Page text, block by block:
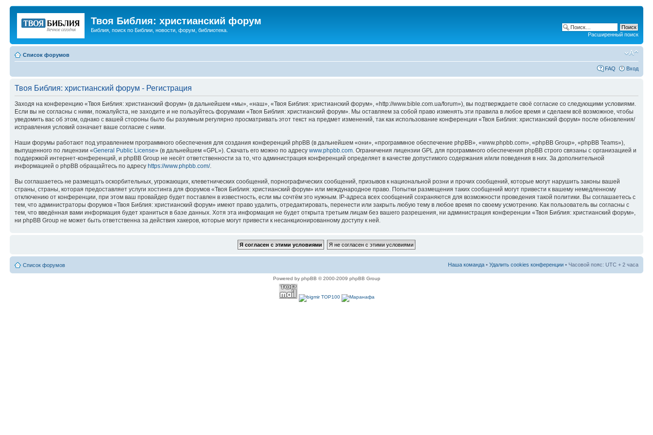
Твоя Библия: христианский форум
Библия, поиск по Библии, новости, форум, библиотека.
Расширенный поиск
Список форумов
FAQ Вход
Твоя Библия: христианский форум - Регистрация
Заходя на конференцию «Твоя Библия: христианский форум» (в дальнейшем «мы», «наш», «Твоя Библия: христианский форум», «http://www.bible.com.ua/forum»), вы подтверждаете своё согласие со следующими условиями.
Если вы не согласны с ними, пожалуйста, не заходите и не пользуйтесь форумами «Твоя Библия: христианский форум». Мы оставляем за собой право изменять эти правила в любое время и сделаем всё возможное, чтобы
уведомить вас об этом, однако с вашей стороны было бы разумным регулярно просматривать этот текст на предмет изменений, так как использование конференции «Твоя Библия: христианский форум» после обновления/
исправления условий означает ваше согласие с ними.
Наши форумы работают под управлением программного обеспечения для создания конференций phpBB (в дальнейшем «они», «программное обеспечение phpBB», «www.phpbb.com», «phpBB Group», «phpBB Teams»),
выпущенного по лицензии «General Public License» (в дальнейшем «GPL»). Скачать его можно по адресу www.phpbb.com . Ограничения лицензии GPL для программного обеспечения phpBB строго связаны с организацией и
поддержкой интернет-конференций, и phpBB Group не несёт ответственности за то, что администрация конференций определяет в качестве допустимого содержания и/или поведения в них. За дополнительной
информацией о phpBB обращайтесь по адресу https://www.phpbb.com/.
Вы соглашаетесь не размещать оскорбительных, угрожающих, клеветнических сообщений, порнографических сообщений, призывов к национальной розни и прочих сообщений, которые могут нарушить законы вашей
страны, страны, которая предоставляет услуги хостинга для форумов «Твоя Библия: христианский форум» или международное право. Попытки размещения таких сообщений могут привести к вашему немедленному
отключению от конференции, при этом ваш провайдер будет поставлен в известность, если мы сочтём это нужным. IP-адреса всех сообщений сохраняются для возможности проведения такой политики. Вы соглашаетесь с
тем, что администраторы форумов «Твоя Библия: христианский форум» имеют право удалить, отредактировать, перенести или закрыть любую тему в любое время по своему усмотрению. Как пользователь вы согласны с
тем, что введённая вами информация будет храниться в базе данных. Хотя эта информация не будет открыта третьим лицам без вашего разрешения, ни администрация конференции «Твоя Библия: христианский форум»,
ни phpBB Group не может быть ответственна за действия хакеров, которые могут привести к несанкционированному доступу к ней.
Список форумов Наша команда • Удалить cookies конференции • Часовой пояс: UTC + 2 часа
Powered by phpBB © 2000-2009 phpBB Group